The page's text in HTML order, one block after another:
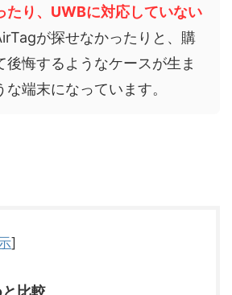
たり、UWBに対応していない
が探せなかったりと、購
後悔するようなケースが生ま
な端末になっています。
]
比較